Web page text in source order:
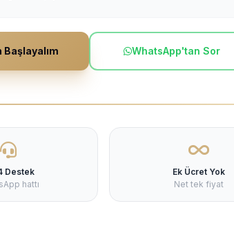
Başlayalım WhatsApp'tan Sor
Destek
hattı
Ek Ücret Yok
Net tek fiyat